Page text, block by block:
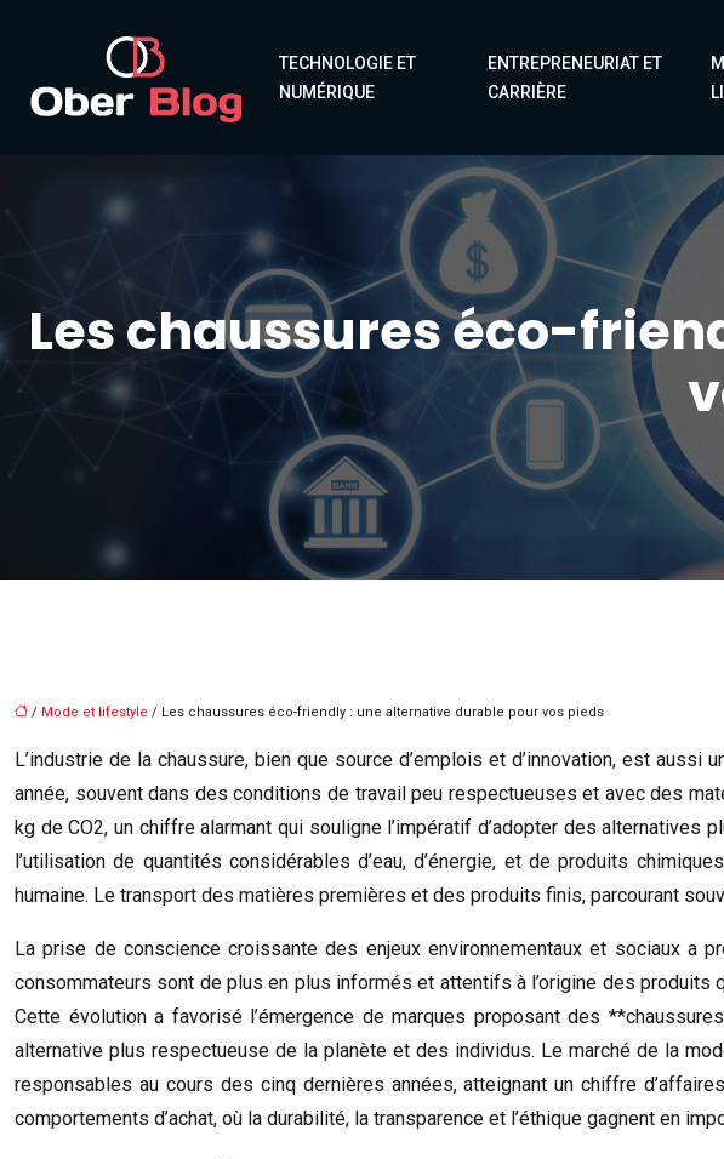
TECHNOLOGIE ET
NUMÉRIQUE
ENTREPRENEURIAT ET
CARRIÈRE
Les chaussures éco-
/ Mode et lifestyle / Les chaussures éco-friendly : une alternative durable pour vos pieds
L’industrie de la chaussure, bien que source d’emplois et d’innovation, est
année, souvent dans des conditions de travail peu respectueuses et avec des
kg de CO2, un chiffre alarmant qui souligne l’impératif d’adopter des
l’utilisation de quantités considérables d’eau, d’énergie, et de produits
humaine. Le transport des matières premières et des produits finis, parcourant
La prise de conscience croissante des enjeux environnementaux et sociaux
consommateurs sont de plus en plus informés et attentifs à l’origine des produits
Cette évolution a favorisé l’émergence de marques proposant des
alternative plus respectueuse de la planète et des individus. Le marché de la
responsables au cours des cinq dernières années, atteignant un chiffre
comportements d’achat, où la durabilité, la transparence et l’éthique gagnent en